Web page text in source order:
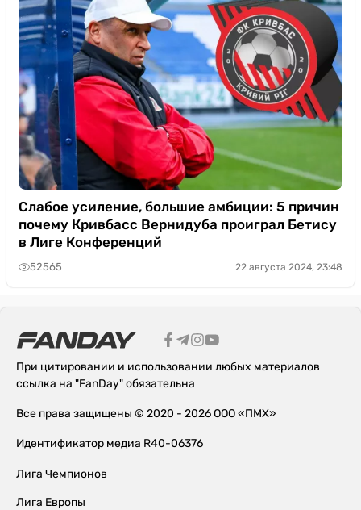
Слабое усиление, большие амбиции: 5 причин
почему Кривбасс Вернидуба проиграл Бетису
в Лиге Конференций
52565 22 августа 2024, 23:48
При цитировании и использовании любых материалов
ссылка на "FanDay" обязательна
Все права защищены © 2020 - 2026 ООО «ПМХ»
Идентификатор медиа R40-06376
Лига Чемпионов
Лига Европы